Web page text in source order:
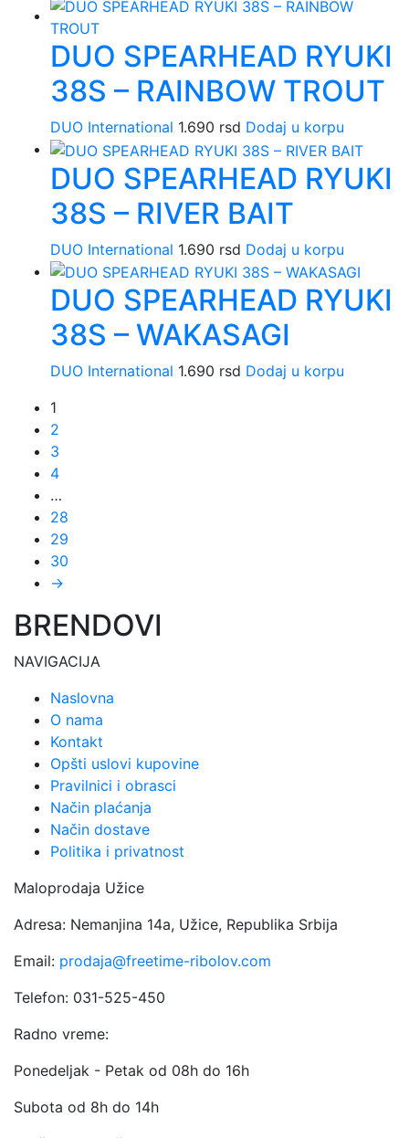
DUO SPEARHEAD RYUKI
38S – RAINBOW TROUT
DUO International 1.690 rsd Dodaj u korpu
DUO SPEARHEAD RYUKI
38S – RIVER BAIT
DUO International 1.690 rsd Dodaj u korpu
DUO SPEARHEAD RYUKI
38S – WAKASAGI
DUO International 1.690 rsd Dodaj u korpu
1
2
3
4
…
28
29
30
→
BRENDOVI
NAVIGACIJA
Naslovna
O nama
Kontakt
Opšti uslovi kupovine
Pravilnici i obrasci
Način plaćanja
Način dostave
Politika i privatnost
Maloprodaja Užice
Adresa: Nemanjina 14a, Užice, Republika Srbija
Email: prodaja@freetime-ribolov.com
Telefon: 031-525-450
Radno vreme:
Ponedeljak - Petak od 08h do 16h
Subota od 8h do 14h